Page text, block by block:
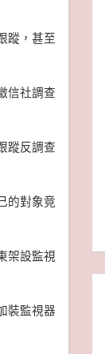
蹤，甚至
信社調查
蹤反調查
的對象竟
架設監視
裝監視器